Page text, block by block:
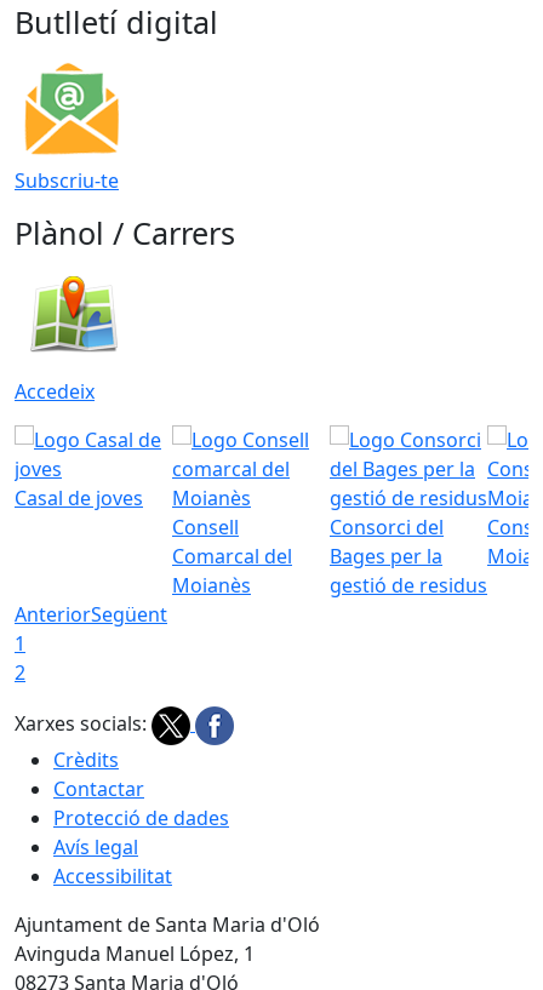
Butlletí digital
Subscriu-te
Plànol / Carrers
Accedeix
Casal de joves
Consell
Comarcal del
Moianès
Consorci del
Bages per la
gestió de residus
AnteriorSegüent
1
2
Xarxes socials:
Crèdits
Contactar
Protecció de dades
Avís legal
Accessibilitat
Ajuntament de Santa Maria d'Oló
Avinguda Manuel López, 1
08273 Santa Maria d'Oló